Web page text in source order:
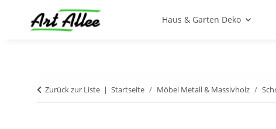
Haus & Garten Deko
Zurück zur Liste Startseite Möbel Metall & Massivholz